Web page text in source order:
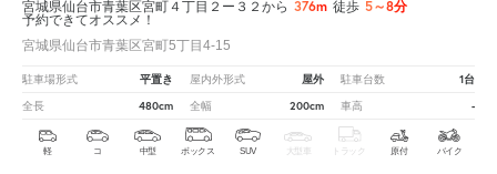
宮城県仙台市青葉区宮町４丁目２ー３２から 376m 徒歩 5～8分
予約できてオススメ！
宮城県仙台市青葉区宮町5丁目4-15
駐車場形式 平置き 屋内外形式 屋外 駐車台数 1台
全長 480cm 全幅 200cm 車高 -
軽 コ 中型 ボックス SUV 大型車 トラック 原付 バイク